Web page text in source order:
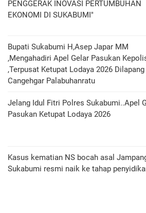
PENGGERAK INOVASI PERTUMBUHAN
EKONOMI DI SUKABUMI"
Bupati Sukabumi H,Asep Japar MM
,Mengahadiri Apel Gelar Pasukan
,Terpusat Ketupat Lodaya 2026 Dilapang
Cangehgar Palabuhanratu
Jelang Idul Fitri Polres Sukabumi..Apel
Pasukan Ketupat Lodaya 2026
Kasus kematian NS bocah asal
Sukabumi resmi naik ke tahap